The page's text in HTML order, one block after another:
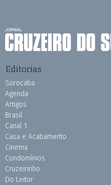
Editorias
Sorocaba
Agenda
Artigos
Brasil
Canal 1
Casa e Acabamento
Cinema
Condomínios
Cruzeirinho
Do Leitor